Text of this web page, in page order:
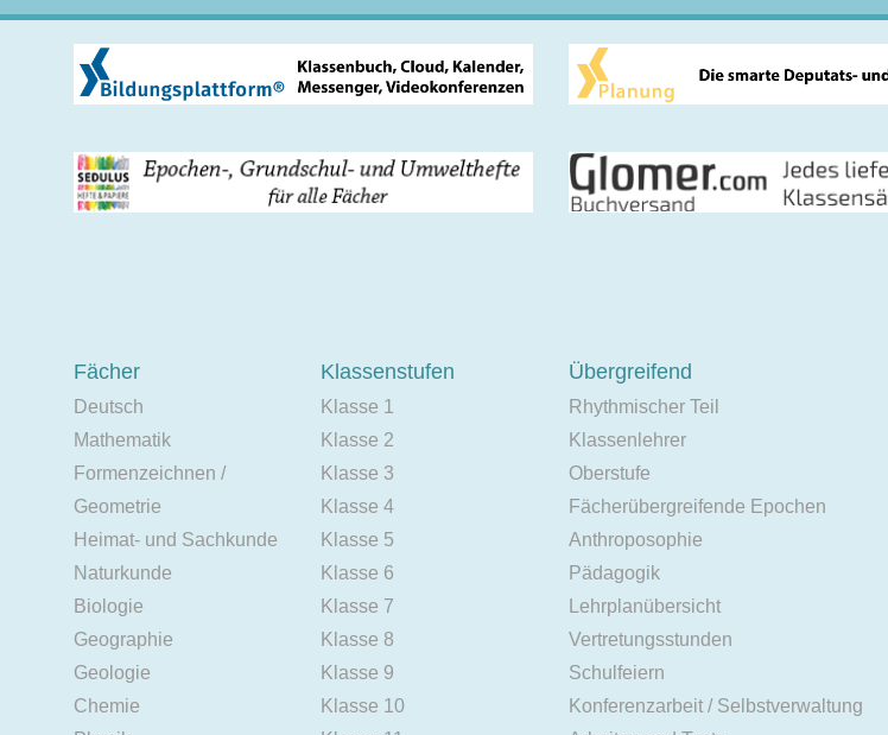
Fächer
Deutsch
Mathematik
Formenzeichnen /
Geometrie
Heimat- und Sachkunde
Naturkunde
Biologie
Geographie
Geologie
Chemie
Klassenstufen
Klasse 1
Klasse 2
Klasse 3
Klasse 4
Klasse 5
Klasse 6
Klasse 7
Klasse 8
Klasse 9
Klasse 10
Übergreifend
Rhythmischer Teil
Klassenlehrer
Oberstufe
Fächerübergreifende Epochen
Anthroposophie
Pädagogik
Lehrplanübersicht
Vertretungsstunden
Schulfeiern
Konferenzarbeit / Selbstverwaltung